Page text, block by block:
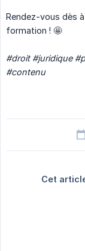
Rendez-vous dès
formation ! 🤩
#droit #juridique
#contenu
Cet